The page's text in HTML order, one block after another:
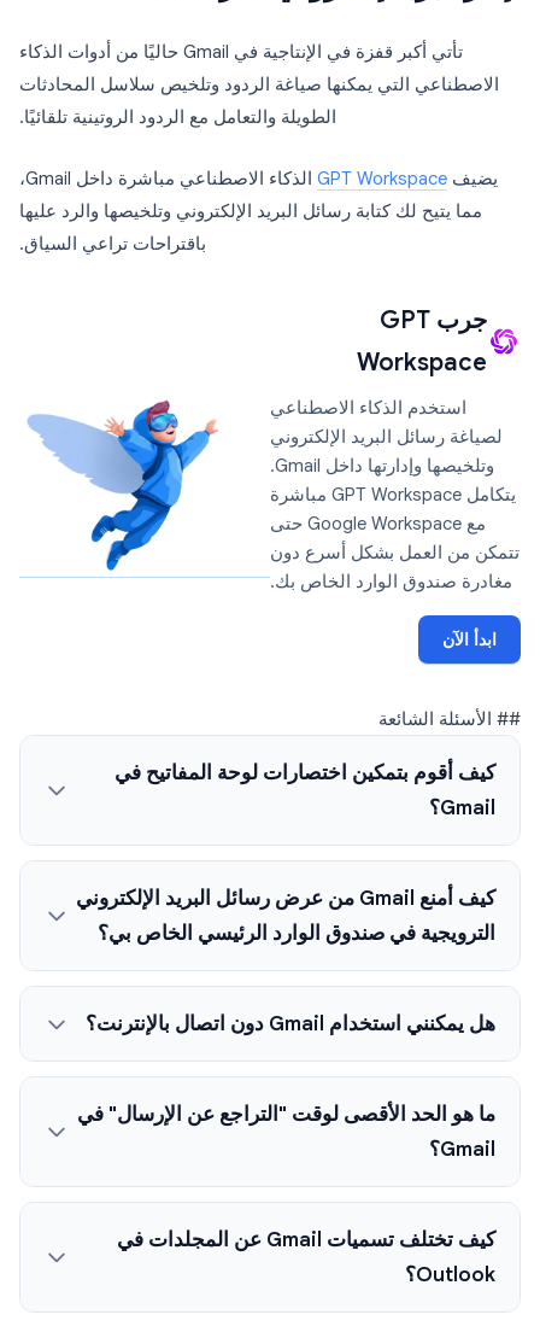
تأتي أكبر قفزة في الإنتاجية في Gmail حاليًا من أدوات الذكاء
الاصطناعي التي يمكنها صياغة الردود وتلخيص سلاسل المحادثات
الطويلة والتعامل مع الردود الروتينية تلقائيًا.
يضيف GPT Workspace
الذكاء الاصطناعي مباشرة داخل Gmail،
مما يتيح لك كتابة رسائل البريد الإلكتروني وتلخيصها والرد عليها
باقتراحات تراعي السياق.
جرب GPT
Workspace
استخدم الذكاء الاصطناعي
لصياغة رسائل البريد الإلكتروني
وتلخيصها وإدارتها داخل Gmail.
يتكامل GPT Workspace مباشرة
مع Google Workspace حتى
تتمكن من العمل بشكل أسرع دون
مغادرة صندوق الوارد الخاص بك.
ابدأ الآن
## الأسئلة الشائعة
كيف أقوم بتمكين اختصارات لوحة المفاتيح في
Gmail؟
كيف أمنع Gmail من عرض رسائل البريد الإلكتروني
الترويجية في صندوق الوارد الرئيسي الخاص بي؟
هل يمكنني استخدام Gmail دون اتصال بالإنترنت؟
ما هو الحد الأقصى لوقت "التراجع عن الإرسال" في
Gmail؟
كيف تختلف تسميات Gmail عن المجلدات في
Outlook؟